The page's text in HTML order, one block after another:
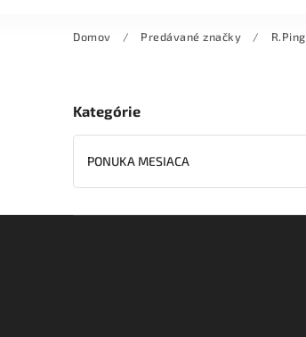
Domov / Predávané značky / R.Ping
Kategórie
PONUKA MESIACA